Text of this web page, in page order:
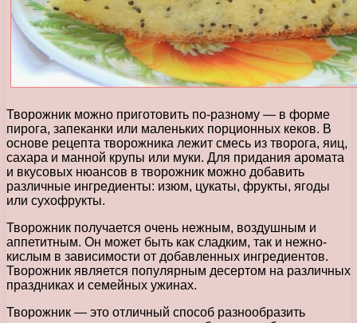
Творожник можно приготовить по-разному — в форме
пирога, запеканки или маленьких порционных кеков. В
основе рецепта творожника лежит смесь из творога, яиц,
сахара и манной крупы или муки. Для придания аромата
и вкусовых нюансов в творожник можно добавить
различные ингредиенты: изюм, цукаты, фрукты, ягоды
или сухофрукты.
Творожник получается очень нежным, воздушным и
аппетитным. Он может быть как сладким, так и нежно-
кислым в зависимости от добавленных ингредиентов.
Творожник является популярным десертом на различных
праздниках и семейных ужинах.
Творожник — это отличный способ разнообразить